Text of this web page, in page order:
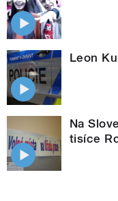
Leon
Na
tisíce